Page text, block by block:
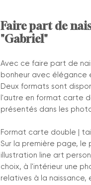
Faire part de
"Gabriel"
Avec ce faire part de
bonheur avec élégance
Deux formats sont
l'autre en format carte
présentés dans les
Format carte double |
Sur la première page, le
illustration line art
choix, à l'intérieur une
relatives à la